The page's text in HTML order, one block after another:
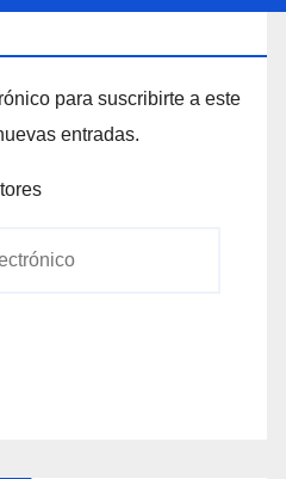
para suscribirte a este
entradas.